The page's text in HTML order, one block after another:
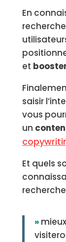
En
et
saisir
vous
un
Et quels
»